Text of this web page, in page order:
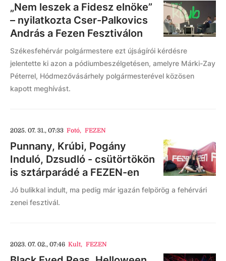
„Nem leszek a Fidesz elnöke”
– nyilatkozta Cser-Palkovics
András a Fezen Fesztiválon
Székesfehérvár polgármestere ezt újságírói kérdésre
jelentette ki azon a pódiumbeszélgetésen, amelyre Márki-Zay
Péterrel, Hódmezővásárhely polgármesterével közösen
kapott meghívást.
2025. 07. 31., 07:33 Fotó, FEZEN
Punnany, Krúbi, Pogány
Induló, Dzsudló - csütörtökön
is sztárparádé a FEZEN-en
Jó bulikkal indult, ma pedig már igazán felpörög a fehérvári
zenei fesztivál.
2023. 07. 02., 07:46 Kult, FEZEN